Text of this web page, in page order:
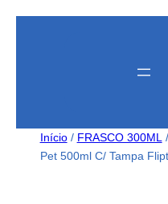
Início/ FRASCO 300ML
Pet 500ml C/ Tampa